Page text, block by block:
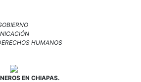
HUMANOS
EN CHIAPAS.